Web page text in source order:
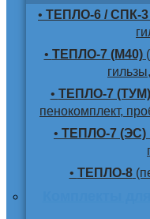
• ТЕПЛО-6 / СПК-3
• ТЕПЛО-7 (М40)
• ТЕПЛО-7 (ТУМ)
пенокомплект,
• ТЕПЛО-7 (ЭС)
• ТЕПЛО-8